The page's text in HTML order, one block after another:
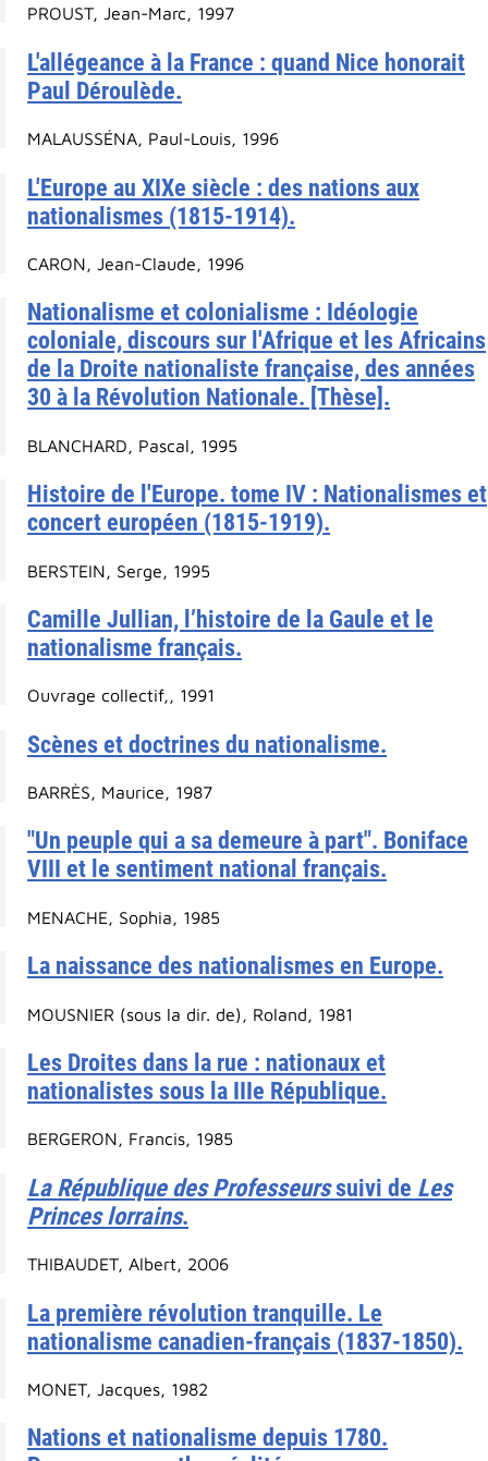
PROUST, Jean-Marc, 1997
L'allégeance à la France : quand Nice honorait
Paul Déroulède.
MALAUSSÉNA, Paul-Louis, 1996
L'Europe au XIXe siècle : des nations aux
nationalismes (1815-1914).
CARON, Jean-Claude, 1996
Nationalisme et colonialisme : Idéologie
coloniale, discours sur l'Afrique et les Africains
de la Droite nationaliste française, des années
30 à la Révolution Nationale. [Thèse].
BLANCHARD, Pascal, 1995
Histoire de l'Europe. tome IV : Nationalismes et
concert européen (1815-1919).
BERSTEIN, Serge, 1995
Camille Jullian, l’histoire de la Gaule et le
nationalisme français.
Ouvrage collectif,, 1991
Scènes et doctrines du nationalisme.
BARRÈS, Maurice, 1987
"Un peuple qui a sa demeure à part". Boniface
VIII et le sentiment national français.
MENACHE, Sophia, 1985
La naissance des nationalismes en Europe.
MOUSNIER (sous la dir. de), Roland, 1981
Les Droites dans la rue : nationaux et
nationalistes sous la IIIe République.
BERGERON, Francis, 1985
La République des Professeurssuivi de Les
Princes lorrains.
THIBAUDET, Albert, 2006
La première révolution tranquille. Le
nationalisme canadien-français (1837-1850).
MONET, Jacques, 1982
Nations et nationalisme depuis 1780.